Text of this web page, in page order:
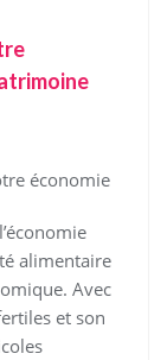
économie
alimentaire
Avec
et son